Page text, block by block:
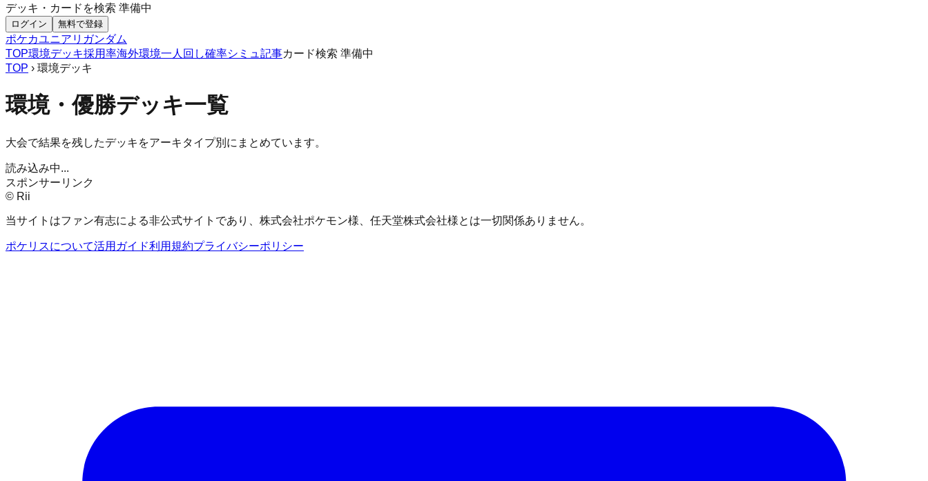
デッキ・カードを検索 準備中
ログイン 無料で登録
ポケカユニアリ ガンダム
TOP環境デッキ採用率海外環境一人回し確率シミュ 記事カード検索 準備中
TOP › 環境デッキ
環境・優勝デッキ一覧
大会で結果を残したデッキをアーキタイプ別にまとめています。
読み込み中...
スポンサーリンク
© Rii
当サイトはファン有志による非公式サイトであり、株式会社ポケモン様、任天堂株式会社様とは一切関係ありません。
ポケリスについて活用ガイド利用規約プライバシーポリシー